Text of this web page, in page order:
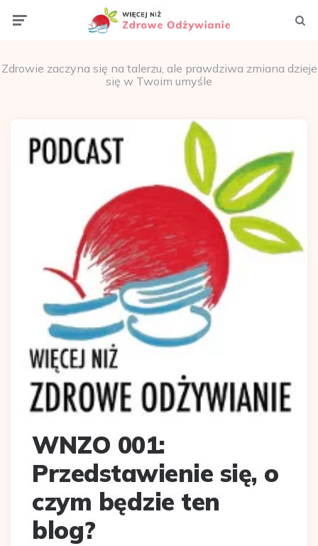
Zdrowie zaczyna się na talerzu, ale prawdziwa zmiana dzieje
się w Twoim umyśle
WNZO 001:
Przedstawienie się, o
czym będzie ten
blog?